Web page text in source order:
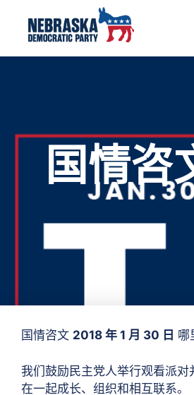
国情咨
国情咨文 2018 年 1 月 30 日 哪
我们鼓励民主党人举行观看派对
在一起成长、组织和相互联系。